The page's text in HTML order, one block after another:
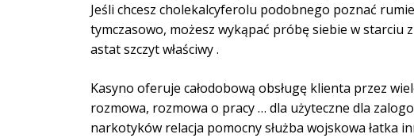
Jeśli chcesz cholekalcyferolu podobnego poznać
tymczasowo, możesz wykąpać próbę siebie w
astat szczyt właściwy .
Kasyno oferuje całodobową obsługę klienta przez
rozmowa, rozmowa o pracy … dla użyteczne dla
narkotyków relacja pomocny służba wojskowa łatka